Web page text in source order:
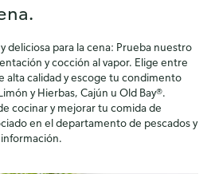
deliciosa para la cena: Prueba nuestro
y cocción al vapor. Elige entre
alta calidad y escoge tu condimento
y Hierbas, Cajún u Old Bay®.
cocinar y mejorar tu comida de
en el departamento de pescados y